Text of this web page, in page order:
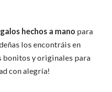
hechos a mano para
los encontráis en
bonitos y originales para
con alegría!